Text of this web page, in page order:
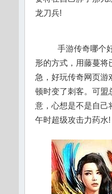
龙刀兵!
手游传奇哪个
形的方式，用藤蔓将
急，好玩传奇网页游
顿时变了刺客。可盟
意，心想是不是自己
午时超级攻击力药水!